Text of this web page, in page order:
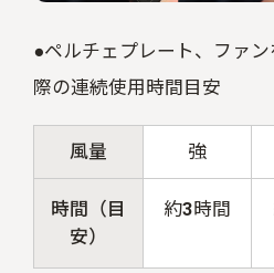
●ペルチェプレート、ファ
際の連続使用時間目安
風量 強
時間（目
安）
約3時間